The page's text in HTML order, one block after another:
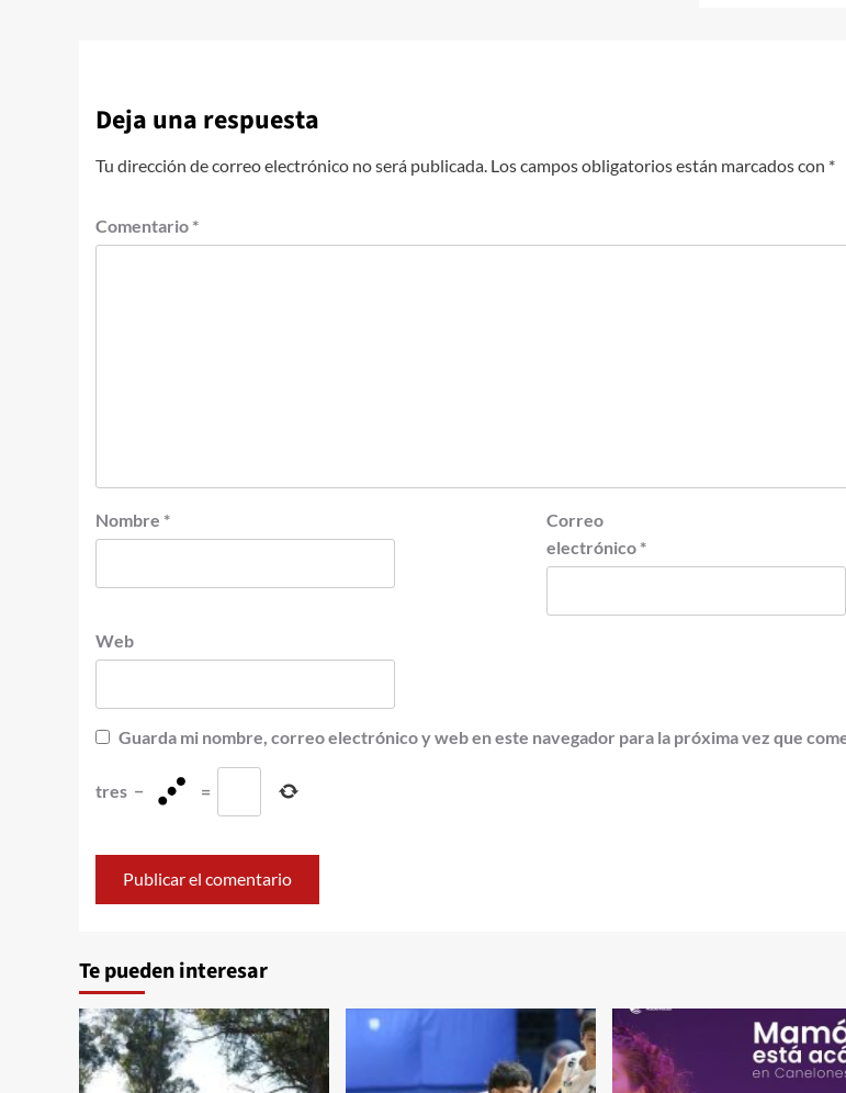
Deja una respuesta
Tu dirección de correo electrónico no será publicada. Los campos obligatorios están marcados con *
Comentario *
Nombre *
Correo
electrónico *
Web
Guarda mi nombre, correo electrónico y web en este navegador para la próxima vez que
tres − =
Te pueden interesar